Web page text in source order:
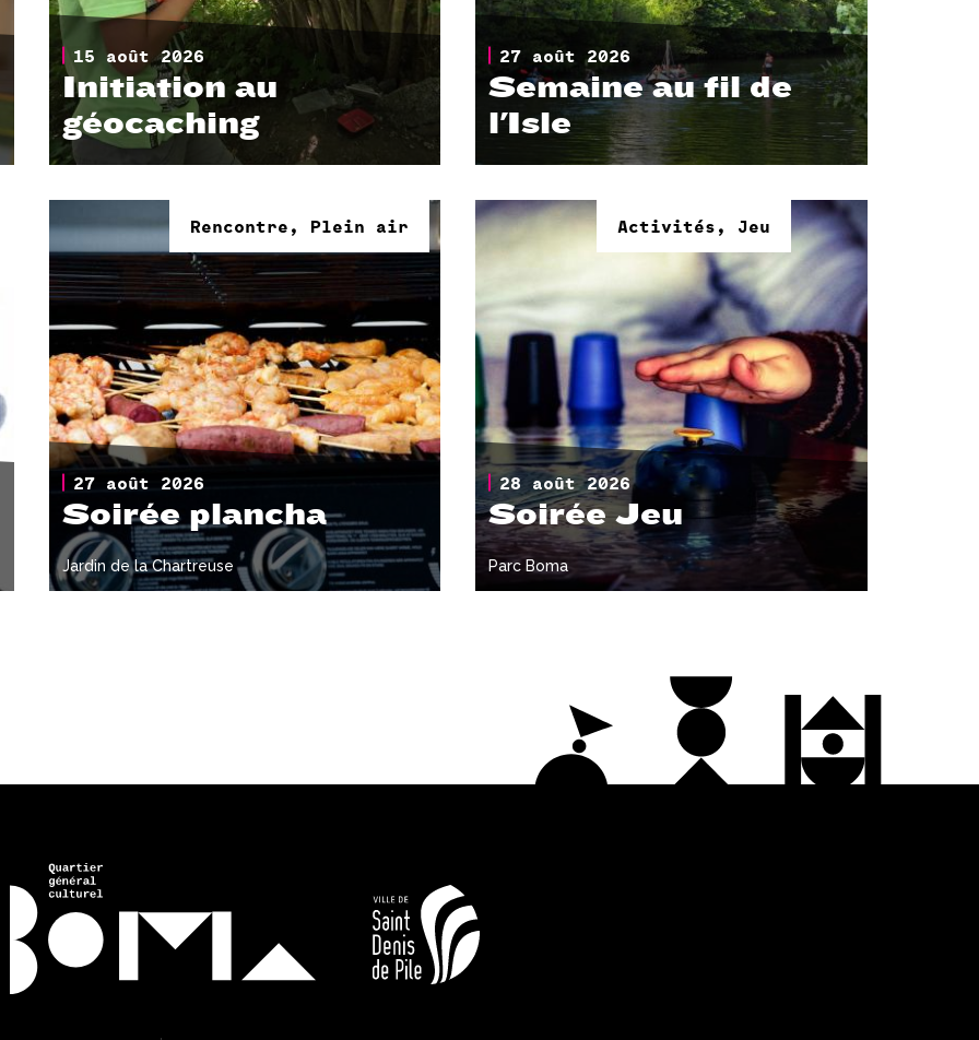
15 août 2026
Initiation au
géocaching
27 août 2026
Semaine au fil de
l'Isle
Rencontre, Plein air
27 août 2026
Soirée plancha
Jardin de la Chartreuse
Activités, Jeu
28 août 2026
Soirée Jeu
Parc Boma